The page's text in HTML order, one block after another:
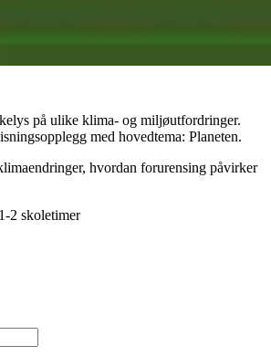
på ulike klima- og miljøutfordringer.
med hovedtema: Planeten.
hvordan forurensing påvirker
1-2 skoletimer